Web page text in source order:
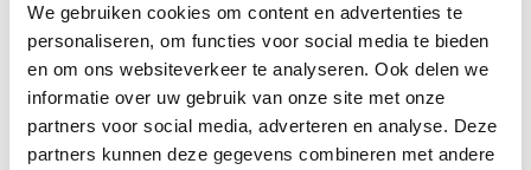
We gebruiken cookies om content en advertenties te
personaliseren, om functies voor social media te bieden
en om ons websiteverkeer te analyseren. Ook delen we
informatie over uw gebruik van onze site met onze
partners voor social media, adverteren en analyse. Deze
partners kunnen deze gegevens combineren met andere
1996-1999 Het Resort is gelegen aan een
van de meest unieke golfbanen van de
Schotse westkust. Het park wordt onder
meer verhuurd door Hoseasons.